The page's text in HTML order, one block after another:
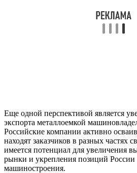
Еще одной перспективой является
экспорта металлоемкой
Российские компании активно
находят заказчиков в разных частях
имеется потенциал для увеличения
рынки и укрепления позиций России
машиностроения.